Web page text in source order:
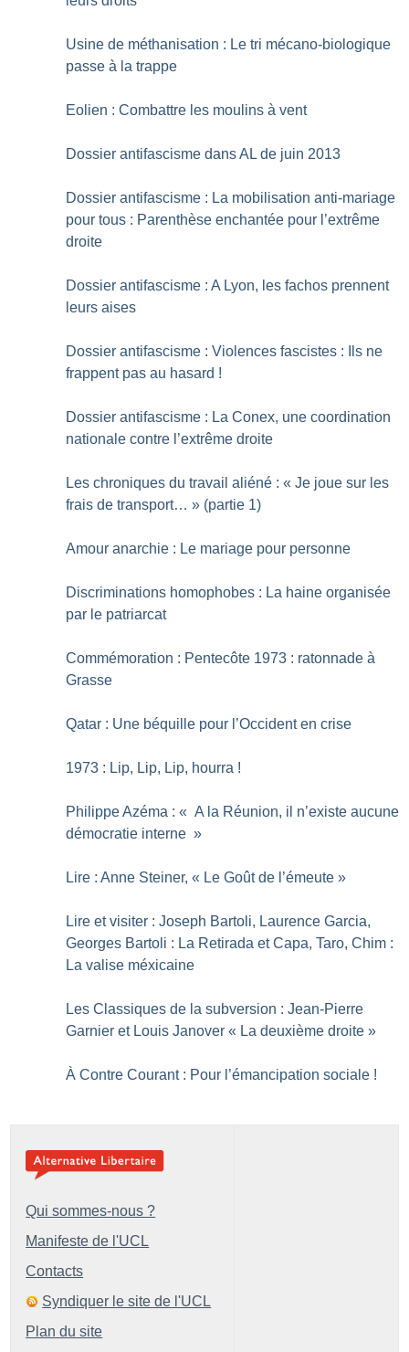
Usine de méthanisation : Le tri mécano-biologique
passe à la trappe
Eolien : Combattre les moulins à vent
Dossier antifascisme dans AL de juin 2013
Dossier antifascisme : La mobilisation anti-mariage
pour tous : Parenthèse enchantée pour l’extrême
droite
Dossier antifascisme : A Lyon, les fachos prennent
leurs aises
Dossier antifascisme : Violences fascistes : Ils ne
frappent pas au hasard !
Dossier antifascisme : La Conex, une coordination
nationale contre l’extrême droite
Les chroniques du travail aliéné : « Je joue sur les
frais de transport… » (partie 1)
Amour anarchie : Le mariage pour personne
Discriminations homophobes : La haine organisée
par le patriarcat
Commémoration : Pentecôte 1973 : ratonnade à
Grasse
Qatar : Une béquille pour l’Occident en crise
1973 : Lip, Lip, Lip, hourra !
Philippe Azéma : « A la Réunion, il n’existe aucune
démocratie interne »
Lire : Anne Steiner, « Le Goût de l’émeute »
Lire et visiter : Joseph Bartoli, Laurence Garcia,
Georges Bartoli : La Retirada et Capa, Taro, Chim :
La valise méxicaine
Les Classiques de la subversion : Jean-Pierre
Garnier et Louis Janover « La deuxième droite »
À Contre Courant : Pour l’émancipation sociale !
Qui sommes-nous ?
Manifeste de l'UCL
Contacts
Syndiquer le site de l'UCL
Plan du site